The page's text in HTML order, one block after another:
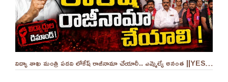
విద్యా శాఖ మంత్రి పదవి లోకేష్ రాజీనామా చేయాలీ.. ఎమ్మెల్యే అనంత ||YES 9TV